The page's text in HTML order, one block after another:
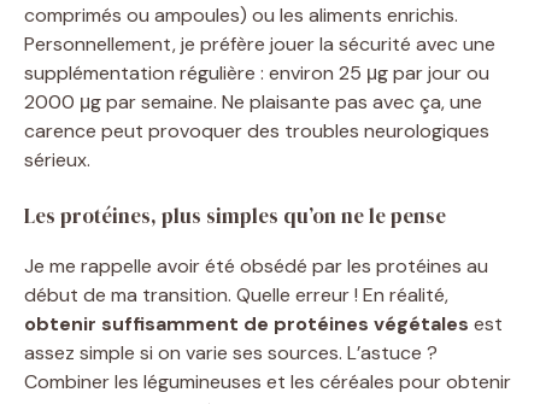
comprimés ou ampoules) ou les aliments enrichis.
Personnellement, je préfère jouer la sécurité avec une
supplémentation régulière : environ 25 μg par jour ou
2000 μg par semaine. Ne plaisante pas avec ça, une
carence peut provoquer des troubles neurologiques
sérieux.
Les protéines, plus simples qu’on ne le pense
Je me rappelle avoir été obsédé par les protéines au
début de ma transition. Quelle erreur ! En réalité,
obtenir suffisamment de protéines végétales est
assez simple si on varie ses sources. L’astuce ?
Combiner les légumineuses et les céréales pour obtenir